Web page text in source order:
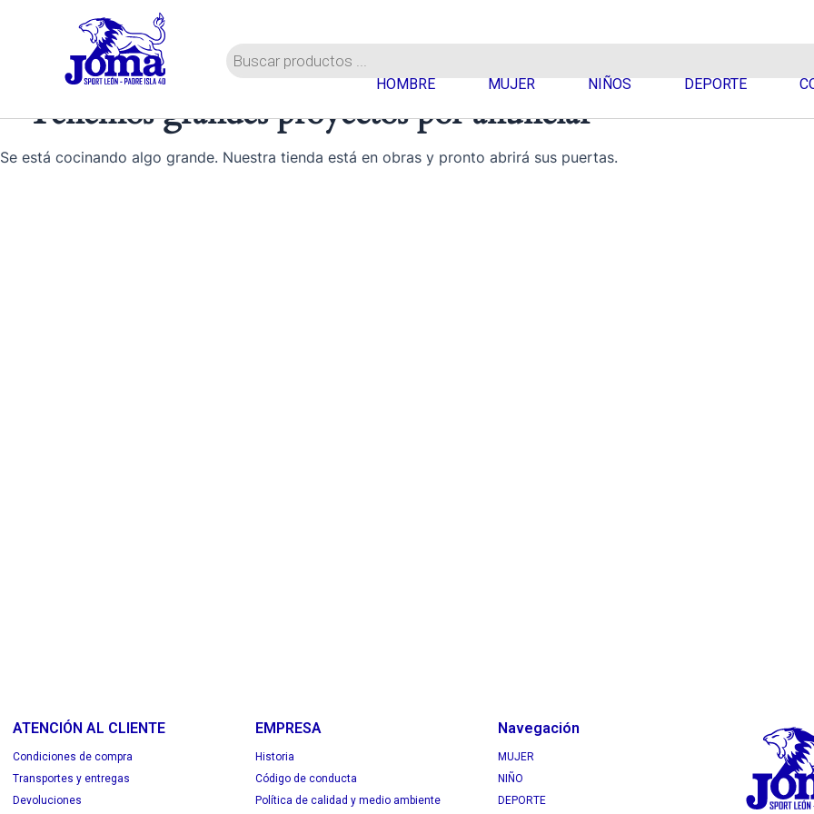
Búsqueda
de
HOMBRE MUJER NIÑOS DEPORTE
Tenemos grandes proyectos por anunciar
Se está cocinando algo grande. Nuestra tienda está en obras y pronto abrirá sus puertas.
ATENCIÓN AL CLIENTE
Condiciones de compra
Transportes y entregas
Devoluciones
EMPRESA
Historia
Código de conducta
Política de calidad y medio ambiente
Navegación
MUJER
NIÑO
DEPORTE